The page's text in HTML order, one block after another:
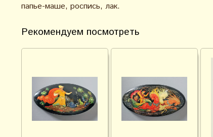
папье-маше, роспись, лак.
Рекомендуем посмотреть